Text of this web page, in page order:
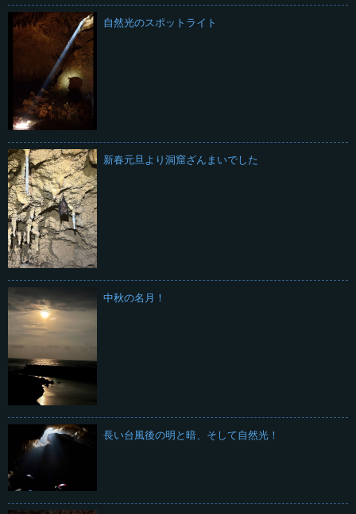
自然光のスポットライト
新春元旦より洞窟ざんまいでした
中秋の名月！
長い台風後の明と暗、そして自然光！